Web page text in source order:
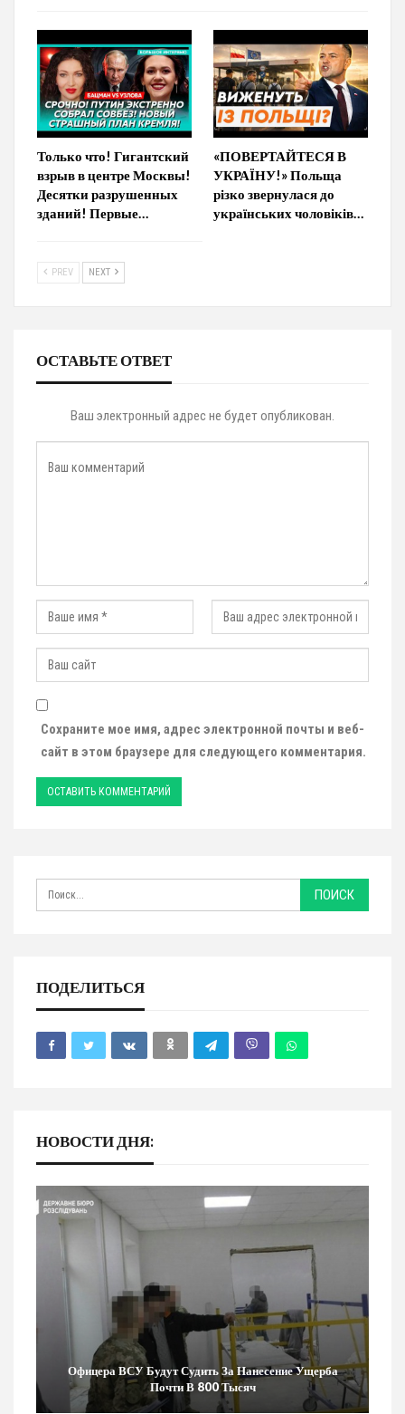
Только что! Гигантский
взрыв в центре Москвы!
Десятки разрушенных
зданий! Первые…
«ПОВЕРТАЙТЕСЯ В
УКРАЇНУ!» Польща
різко звернулася до
українських чоловіків…
PREV NEXT
ОСТАВЬТЕ ОТВЕТ
Ваш электронный адрес не будет опубликован.
Сохраните мое имя, адрес электронной почты и веб-
сайт в этом браузере для следующего комментария.
ПОДЕЛИТЬСЯ
НОВОСТИ ДНЯ:
Офицера ВСУ Будут Судить За Нанесение Ущерба
Почти В 800 Тысяч